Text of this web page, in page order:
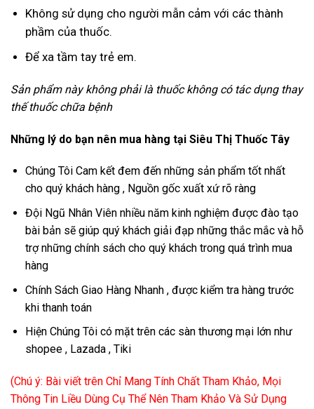
Không sử dụng cho người mẫn cảm với các thành
phầm của thuốc.
Để xa tầm tay trẻ em.
Sản phẩm này không phải là thuốc không có tác dụng thay
thế thuốc chữa bệnh
Những lý do bạn nên mua hàng tại Siêu Thị Thuốc Tây
Chúng Tôi Cam kết đem đến những sản phẩm tốt nhất
cho quý khách hàng , Nguồn gốc xuất xứ rõ ràng
Đội Ngũ Nhân Viên nhiều năm kinh nghiệm được đào tạo
bài bản sẽ giúp quý khách giải đạp những thắc mắc và hỗ
trợ những chính sách cho quý khách trong quá trình mua
hàng
Chính Sách Giao Hàng Nhanh , được kiểm tra hàng trước
khi thanh toán
Hiện Chúng Tôi có mặt trên các sàn thương mại lớn như
shopee , Lazada , Tiki
(Chú ý: Bài viết trên Chỉ Mang Tính Chất Tham Khảo, Mọi
Thông Tin Liều Dùng Cụ Thể Nên Tham Khảo Và Sử Dụng